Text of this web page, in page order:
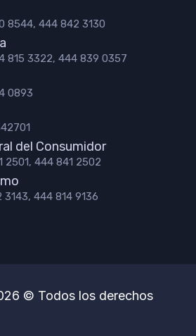
8544, 444 842 3130
815 3322, 444 839 0357
0893
del Consumidor
2501, 444 841 2502
444 814 9136
© Todos los derechos